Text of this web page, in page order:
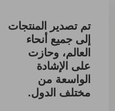
تم تصدير المنتجات
إلى جميع أنحاء
العالم، وحازت
على الإشادة
الواسعة من
مختلف الدول.